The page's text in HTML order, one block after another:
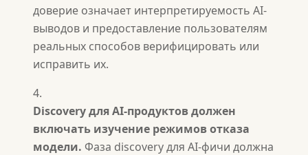
доверие означает интерпретируемость AI-
выводов и предоставление пользователям
реальных способов верифицировать или
исправить их.
Discovery для AI-продуктов должен
включать изучение режимов отказа
модели. Фаза discovery для AI-фичи должна